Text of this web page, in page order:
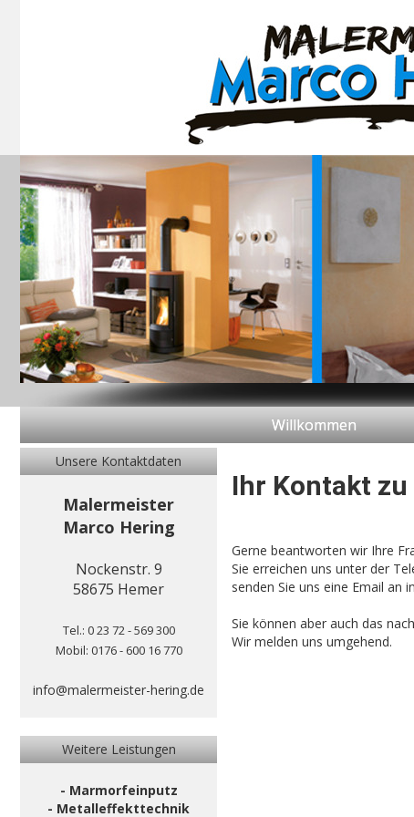
Willkommen
Unsere Kontaktdaten
Malermeister
Marco Hering
Nockenstr. 9
58675 Hemer
Tel.: 0 23 72 - 569 300
Mobil: 0176 - 600 16 770
info@malermeister-hering.de
Weitere Leistungen
- Marmorfeinputz
- Metalleffekttechnik
Ihr Kontakt
Gerne beantworten wir Ihre
Sie erreichen uns unter der
senden Sie uns eine Email an
Sie können aber auch das
Wir melden uns umgehend.